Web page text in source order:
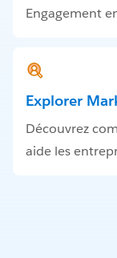
Engagement
Explorer
Découvrez
aide les